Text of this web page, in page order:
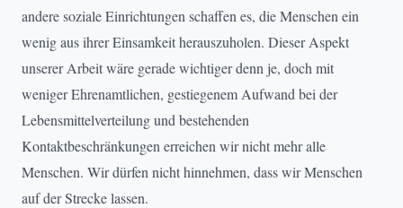
andere soziale Einrichtungen schaffen es, die Menschen ein
wenig aus ihrer Einsamkeit herauszuholen. Dieser Aspekt
unserer Arbeit wäre gerade wichtiger denn je, doch mit
weniger Ehrenamtlichen, gestiegenem Aufwand bei der
Lebensmittelverteilung und bestehenden
Kontaktbeschränkungen erreichen wir nicht mehr alle
Menschen. Wir dürfen nicht hinnehmen, dass wir Menschen
auf der Strecke lassen.